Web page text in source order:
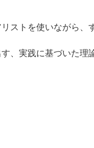
ストを使いながら、
、実践に基づいた理